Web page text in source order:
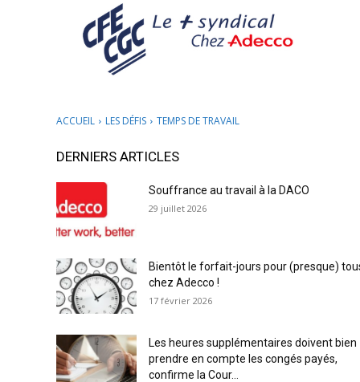
ACCUEIL LES DÉFIS TEMPS DE TRAVAIL
DERNIERS ARTICLES
Souffrance au travail à la DACO
29 juillet 2026
Bientôt le forfait-jours pour (presque)
chez Adecco !
17 février 2026
Les heures supplémentaires doivent bien
prendre en compte les congés payés,
confirme la Cour...